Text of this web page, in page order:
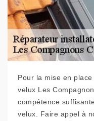
Pour la mise en
velux Les
compétence
velux. Faire appel à